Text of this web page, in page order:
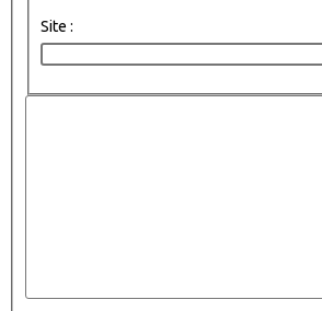
Site :